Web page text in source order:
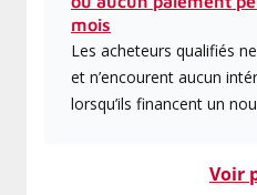
mois
Les acheteurs qualifiés
et n’encourent aucun
lorsqu’ils financent un
Voir